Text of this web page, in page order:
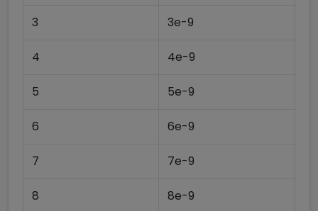
3 3e-9
4 4e-9
5 5e-9
6 6e-9
7 7e-9
8 8e-9